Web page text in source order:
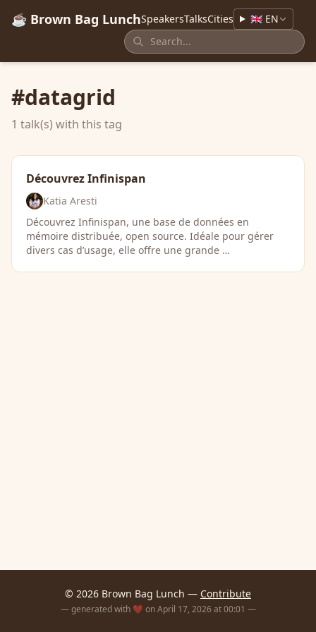
☕ Brown Bag LunchSpeakersTalksCities 🇬🇧 EN
#datagrid
1 talk(s) with this tag
Découvrez Infinispan
Katia Aresti
Découvrez Infinispan, une base de données en
mémoire distribuée, open source. Idéale pour gérer
divers cas d’usage, elle offre une grande …
© 2026 Brown Bag Lunch — Contribute
— generated with ❤️ on April 17, 2026 at 00:01 —